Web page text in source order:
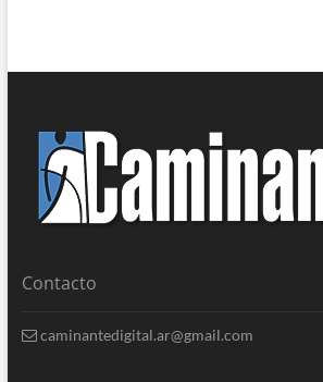
Contacto
caminantedigital.ar@gmail.com